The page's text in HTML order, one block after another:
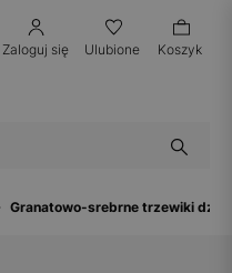
Zaloguj się Ulubione Koszyk
Granatowo-srebrne trzewiki